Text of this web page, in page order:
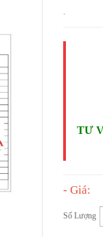
.
TƯ
- Giá:
Số Lượng